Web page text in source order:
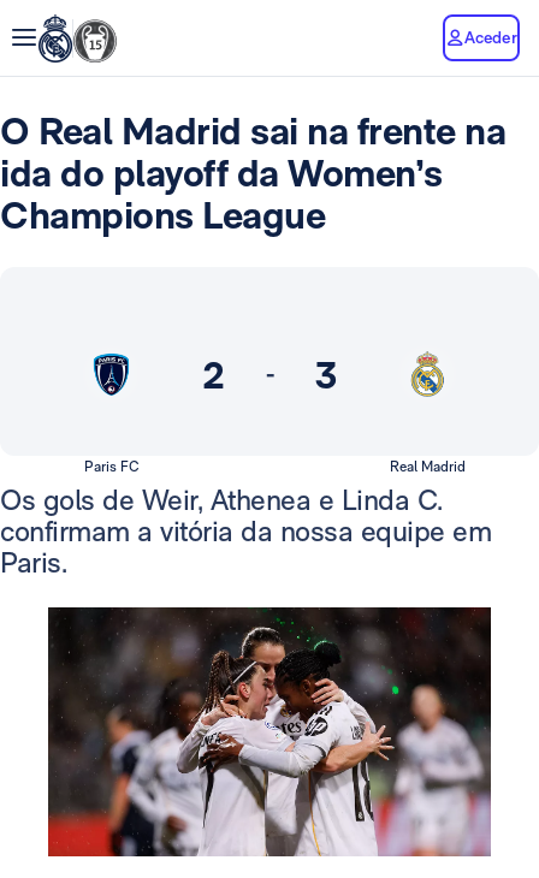
Aceder
O Real Madrid sai na frente na
ida do playoff da Women’s
Champions League
2 - 3
Paris FC Real Madrid
Os gols de Weir, Athenea e Linda C.
confirmam a vitória da nossa equipe em
Paris.